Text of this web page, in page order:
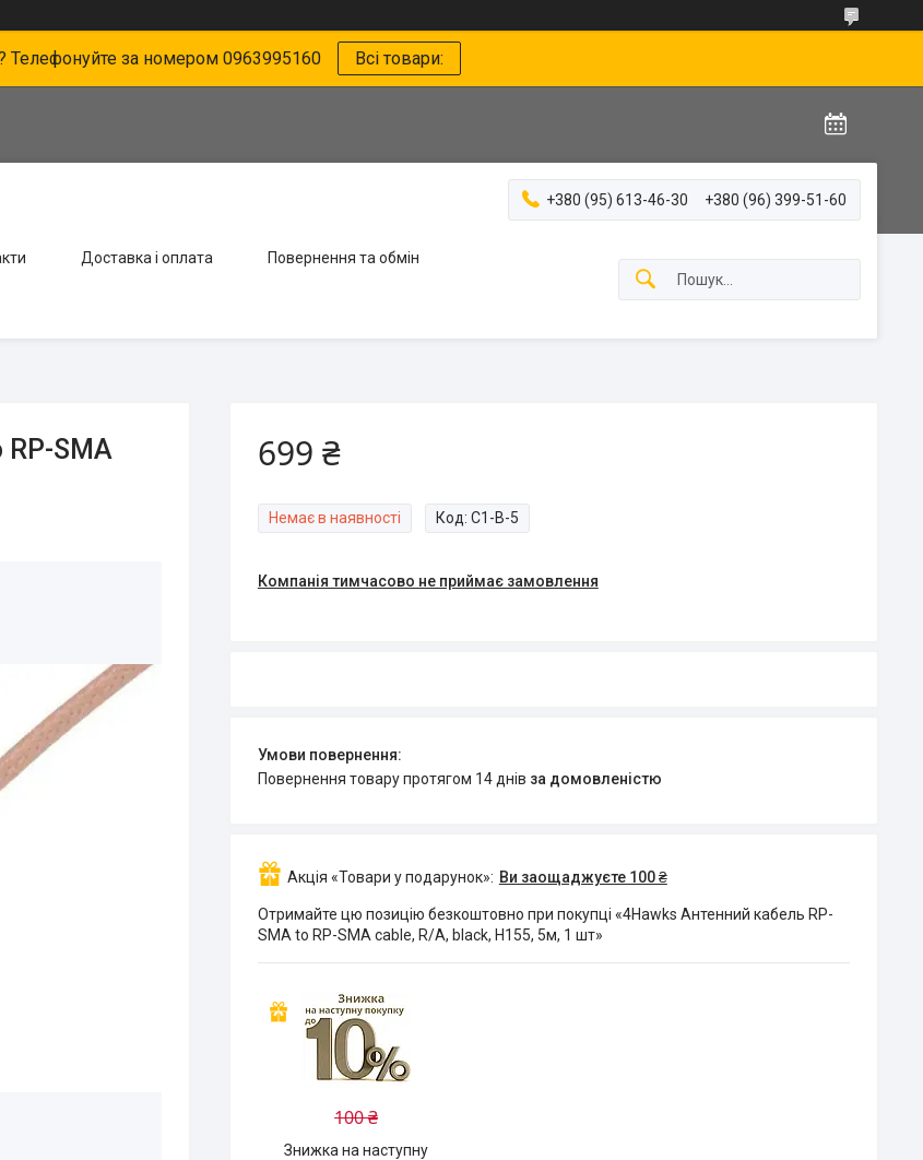
Телефонуйте за номером 0963995160 Всі товари:
+380 (95) 613-46-30 +380 (96) 399-51-60
Доставка і оплата Повернення та обмін
SMA
699 ₴
Немає в наявності Код: C1-B-5
Компанія тимчасово не приймає замовлення
повернення товару протягом 14 днів за домовленістю
Акція «Товари у подарунок» Ви заощаджуєте 100 ₴
Отримайте цю позицію безкоштовно при покупці «4Hawks Антенний кабель RP-
SMA to RP-SMA cable, R/A, black, H155, 5м, 1 шт»
100 ₴
Знижка на наступну